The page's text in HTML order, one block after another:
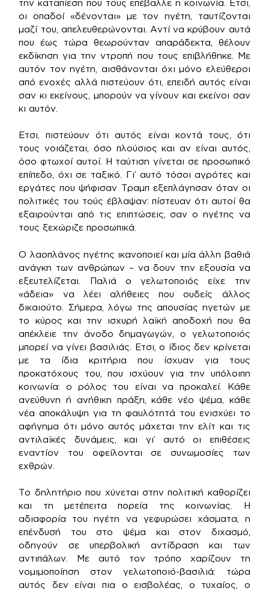
την καταπίεση που τους επέβαλλε η κοινωνία. Ετσι,
οι οπαδοί «δένονται» με τον ηγέτη, ταυτίζονται
μαζί του, απελευθερώνονται. Αντί να κρύβουν αυτά
που έως τώρα θεωρούνταν απαράδεκτα, θέλουν
εκδίκηση για την ντροπή που τους επιβλήθηκε. Με
αυτόν τον ηγέτη, αισθάνονται όχι μόνο ελεύθεροι
από ενοχές αλλά πιστεύουν ότι, επειδή αυτός είναι
σαν κι εκείνους, μπορούν να γίνουν και εκείνοι σαν
κι αυτόν.
Ετσι, πιστεύουν ότι αυτός είναι κοντά τους, ότι
τους νοιάζεται, όσο πλούσιος και αν είναι αυτός,
όσο φτωχοί αυτοί. Η ταύτιση γίνεται σε προσωπικό
επίπεδο, όχι σε ταξικό. Γι’ αυτό τόσοι αγρότες και
εργάτες που ψήφισαν Τραμπ εξεπλάγησαν όταν οι
πολιτικές του τούς έβλαψαν: πίστευαν ότι αυτοί θα
εξαιρούνται από τις επιπτώσεις, σαν ο ηγέτης να
τους ξεχώριζε προσωπικά.
Ο λαοπλάνος ηγέτης ικανοποιεί και μία άλλη βαθιά
ανάγκη των ανθρώπων – να δουν την εξουσία να
εξευτελίζεται. Παλιά ο γελωτοποιός είχε την
«άδεια» να λέει αλήθειες που ουδείς άλλος
δικαιούτο. Σήμερα, λόγω της απουσίας ηγετών με
το κύρος και την ισχυρή λαϊκή αποδοχή που θα
απέκλειε την άνοδο δημαγωγών, ο γελωτοποιός
μπορεί να γίνει βασιλιάς. Ετσι, ο ίδιος δεν κρίνεται
με τα ίδια κριτήρια που ίσχυαν για τους
προκατόχους του, που ισχύουν για την υπόλοιπη
κοινωνία: ο ρόλος του είναι να προκαλεί. Κάθε
ανεύθυνη ή ανήθικη πράξη, κάθε νέο ψέμα, κάθε
νέα αποκάλυψη για τη φαυλότητά του ενισχύει το
αφήγημα ότι μόνο αυτός μάχεται την ελίτ και τις
αντιλαϊκές δυνάμεις, και γι’ αυτό οι επιθέσεις
εναντίον του οφείλονται σε συνωμοσίες των
εχθρών.
Το δηλητήριο που χύνεται στην πολιτική καθορίζει
και τη μετέπειτα πορεία της κοινωνίας. Η
αδιαφορία του ηγέτη να γεφυρώσει χάσματα, η
επένδυσή του στο ψέμα και στον διχασμό,
οδηγούν σε υπερβολική αντίδραση και των
αντιπάλων. Με αυτό τον τρόπο χαρίζουν τη
νομιμοποίηση στον γελωτοποιό-βασιλιά: τώρα
αυτός δεν είναι πια ο εισβολέας, ο τυχαίος, ο